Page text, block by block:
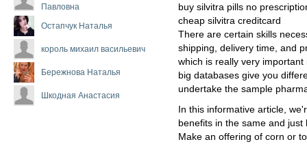
Павловна
Остапчук Наталья
король михаил васильевич
Бережнова Наталья
Шкодная Анастасия
buy silvitra pills no
cheap silvitra creditcard
There are certain skills
shipping, delivery time, and
which is really very
big databases give you
undertake the sample
In this informative article,
benefits in the same and
Make an offering of corn or